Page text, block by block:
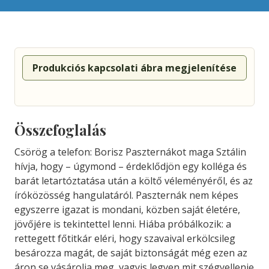
Produkciós kapcsolati ábra megjelenítése
Összefoglalás
Csörög a telefon: Borisz Paszternákot maga Sztálin
hívja, hogy – úgymond – érdeklődjön egy kolléga és
barát letartóztatása után a költő véleményéről, és az
íróközösség hangulatáról. Paszternák nem képes
egyszerre igazat is mondani, közben saját életére,
jövőjére is tekintettel lenni. Hiába próbálkozik: a
rettegett főtitkár eléri, hogy szavaival erkölcsileg
besározza magát, de saját biztonságát még ezen az